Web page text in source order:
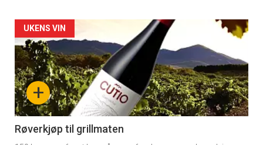
Forsiden
akkurat
nå
-
4
+
UKENS VIN
Røverkjøp til grillmaten